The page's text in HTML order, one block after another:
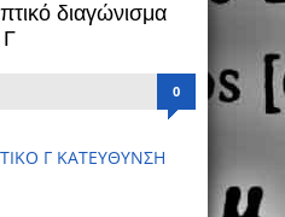
διαγώνισμα
Γ
0
Γ ΚΑΤΕΥΘΥΝΣΗ